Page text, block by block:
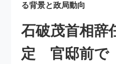
る背景と政局動向
石破茂首相辞
定 官邸前で